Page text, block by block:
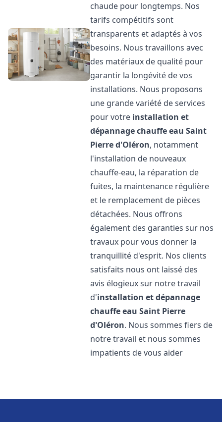
chaude pour longtemps. Nos
tarifs compétitifs sont
transparents et adaptés à vos
besoins. Nous travaillons avec
des matériaux de qualité pour
garantir la longévité de vos
installations. Nous proposons
une grande variété de services
pour votre installation et
dépannage chauffe eau Saint
Pierre d'Oléron, notamment
l'installation de nouveaux
chauffe-eau, la réparation de
fuites, la maintenance régulière
et le remplacement de pièces
détachées. Nous offrons
également des garanties sur nos
travaux pour vous donner la
tranquillité d'esprit. Nos clients
satisfaits nous ont laissé des
avis élogieux sur notre travail
d'installation et dépannage
chauffe eau Saint Pierre
d'Oléron. Nous sommes fiers de
notre travail et nous sommes
impatients de vous aider